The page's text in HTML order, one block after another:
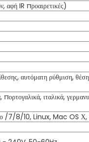
αφή IR προαιρετικές)
αυτόματη ρύθμιση,
πορτογαλικά, ιταλικά,
/7/8/10, Linux, Mac OS